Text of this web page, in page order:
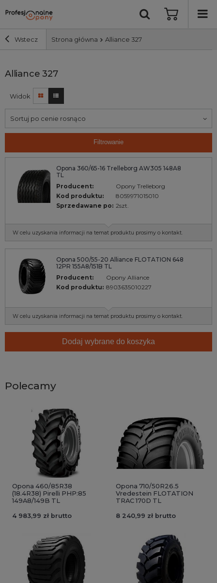
Wstecz Strona główna Alliance 327
Szerokość i profil
Średnica
Producent
Nośność
Wyszukaj
Alliance 327
Widok
Sortuj po cenie rosnąco
Filtrowanie
Opona 360/65-16 Trelleborg AW305 148A8
TL
Producent:
Opony Trelleborg
Kod produktu:
8059971015010
Sprzedawane po: 2szt.
W celu uzyskania informacji na temat produktu prosimy o kontakt.
Opona 500/55-20 Alliance FLOTATION 648
12PR 155A8/151B TL
Producent:
Opony Alliance
Kod produktu: 8903635010227
W celu uzyskania informacji na temat produktu prosimy o kontakt.
Dodaj wybrane do koszyka
Polecamy
Opona 460/85R38
(18.4R38) Pirelli PHP:85
149A8/149B TL
4 983,99 zł brutto
Opona 710/50R26.5
Vredestein FLOTATION
TRAC 170D TL
8 240,99 zł brutto